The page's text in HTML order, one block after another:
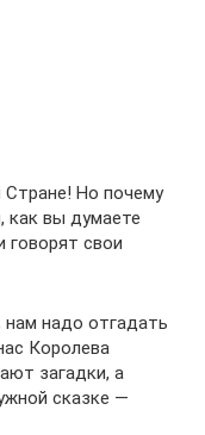
Но почему
как вы думаете
говорят свои
нам надо отгадать
Королева
загадки, а
сказке —